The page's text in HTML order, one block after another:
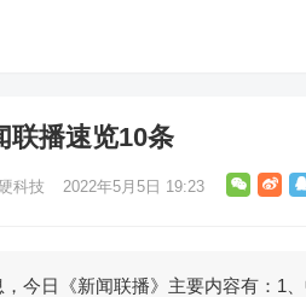
联播速览10条
科技 2022年5月5日 19:23
今日《新闻联播》主要内容有：1